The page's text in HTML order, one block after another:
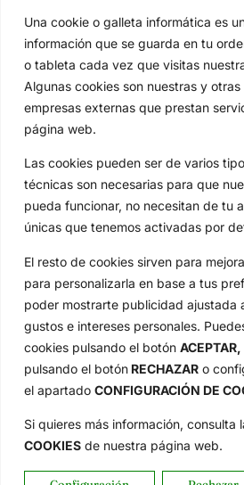
Una cookie o galleta informática es
información que se guarda en tu
o tableta cada vez que visitas
Algunas cookies son nuestras y
empresas externas que prestan
página web.
Las cookies pueden ser de varios
técnicas son necesarias para que
pueda funcionar, no necesitan de tu
únicas que tenemos activadas por
El resto de cookies sirven para
para personalizarla en base a tus
poder mostrarte publicidad ajustada
gustos e intereses personales.
cookies pulsando el botón ACEPTAR,
pulsando el botón RECHAZAR o
el apartado CONFIGURACIÓN DE
Si quieres más información, consulta
COOKIES de nuestra página web.
OpenGolf ofrece toda la
profesional y amateur, resultados en
Jon Rahm, LIV Golf, PGA Tour, Ryder
Tour...
Inicio
Actualidad
Amateurs
Especiales
De
Compañía
Aviso Legal
Política de Privacidad
Política de Cookies
Publicidad
Newsletters
Copyright © 2025 OpenGolf |